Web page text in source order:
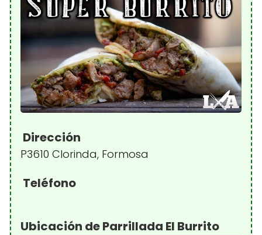
Dirección
P3610 Clorinda, Formosa
Teléfono
Ubicación de Parrillada El Burrito